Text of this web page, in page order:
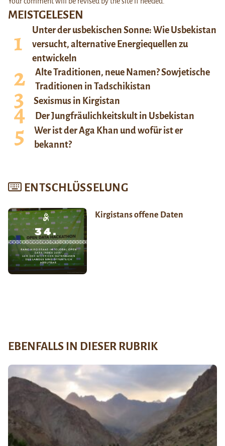
MEISTGELESEN
Unter der usbekischen Sonne: Wie Usbekistan
versucht, alternative Energiequellen zu
entwickeln
Alte Traditionen, neue Namen? Sowjetische
Traditionen in Tadschikistan
Sexismus in Kirgistan
Der Jungfräulichkeitskult in Usbekistan
Wer ist der Aga Khan und wofür ist er
bekannt?
ENTSCHLÜSSELUNG
Kirgistans offene Daten
EBENFALLS IN DIESER RUBRIK